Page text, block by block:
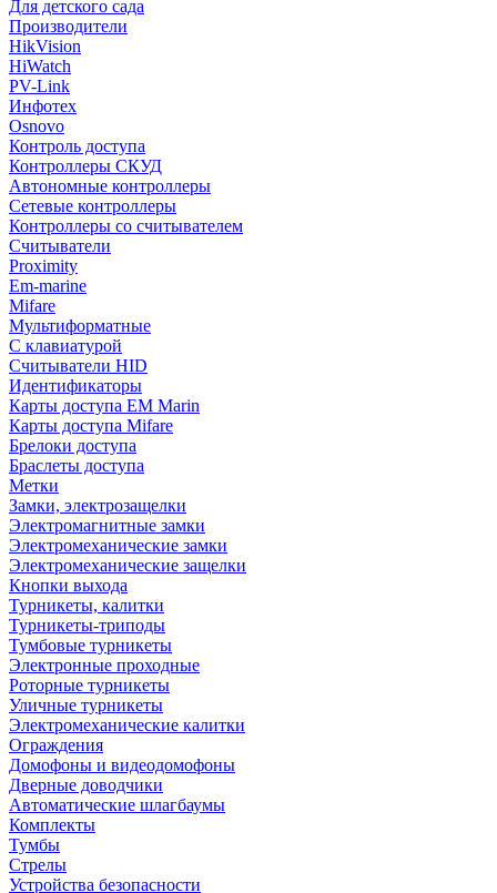
Для детского сада
Производители
HikVision
HiWatch
PV-Link
Инфотех
Osnovo
Контроль доступа
Контроллеры СКУД
Автономные контроллеры
Сетевые контроллеры
Контроллеры со считывателем
Считыватели
Proximity
Em-marine
Mifare
Мультиформатные
С клавиатурой
Считыватели HID
Идентификаторы
Карты доступа EM Marin
Карты доступа Mifare
Брелоки доступа
Браслеты доступа
Метки
Замки, электрозащелки
Электромагнитные замки
Электромеханические замки
Электромеханические защелки
Кнопки выхода
Турникеты, калитки
Турникеты-триподы
Тумбовые турникеты
Электронные проходные
Роторные турникеты
Уличные турникеты
Электромеханические калитки
Ограждения
Домофоны и видеодомофоны
Дверные доводчики
Автоматические шлагбаумы
Комплекты
Тумбы
Стрелы
Устройства безопасности